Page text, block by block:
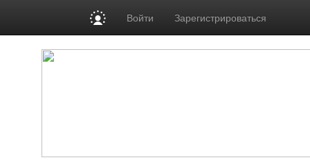
Войти Зарегистрироваться